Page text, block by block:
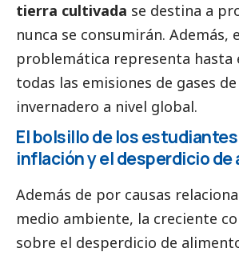
tierra cultivada se destina a
nunca se consumirán. Además,
problemática representa hasta
todas las emisiones de gases
invernadero a nivel global.
El bolsillo de los
inflación y el desperdicio de
Además de por causas
medio ambiente, la creciente
sobre el desperdicio de